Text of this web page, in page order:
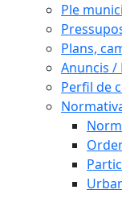
Ple
Plans,
Anuncis /
Perfil de